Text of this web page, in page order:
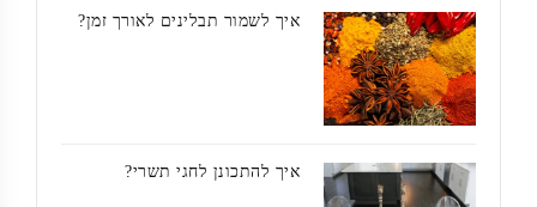
איך לשמור תבלינים לאורך זמן?
איך להתכונן לחגי תשרי?